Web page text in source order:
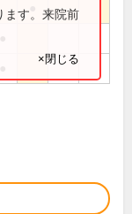
ます。来院前
×閉じる